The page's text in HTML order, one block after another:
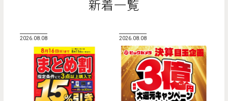
新着一覧
2026.08.08 2026.08.08